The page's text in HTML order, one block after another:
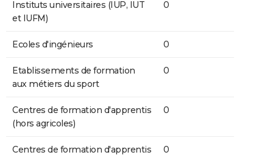
Instituts universitaires (IUP, IUT
et IUFM)
0
Ecoles d'ingénieurs 0
Etablissements de formation
aux métiers du sport
0
Centres de formation d'apprentis
(hors agricoles)
0
Centres de formation d'apprentis
0